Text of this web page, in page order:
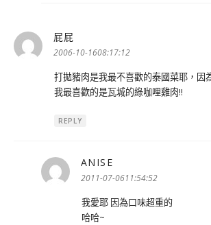
屁屁
示:
2006-10-1608:17:12
打拋豬肉是我最不喜歡的泰國菜耶，因
我最喜歡的是瓦城的綠咖哩雞肉!!
REPLY
ANISE
示:
2011-07-0611:54:52
我愛耶 因為口味超重的
哈哈~